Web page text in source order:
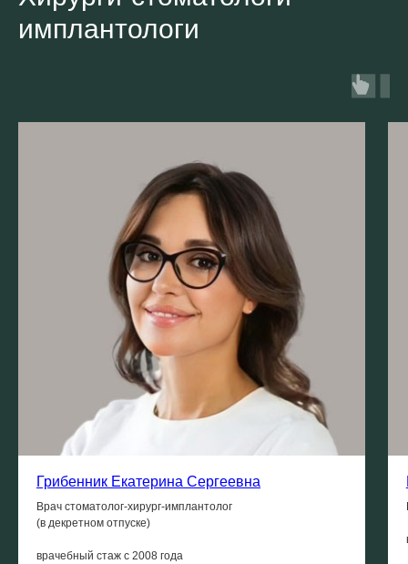
имплантологи
Грибенник Екатерина Сергеевна
Врач стоматолог-хирург-имплантолог
(в декретном отпуске)
врачебный стаж с 2008 года